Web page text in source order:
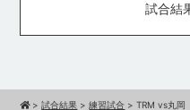
試合結
>試合結果 >練習試合 >TRM vs丸岡